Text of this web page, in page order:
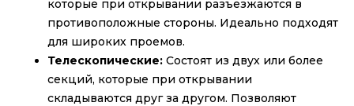
которые при открывании разъезжаются в
противоположные стороны. Идеально подходят
для широких проемов.
Телескопические: Состоят из двух или более
секций, которые при открывании
складываются друг за другом. Позволяют